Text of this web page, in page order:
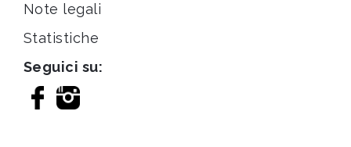
Note legali
Statistiche
Seguici su: